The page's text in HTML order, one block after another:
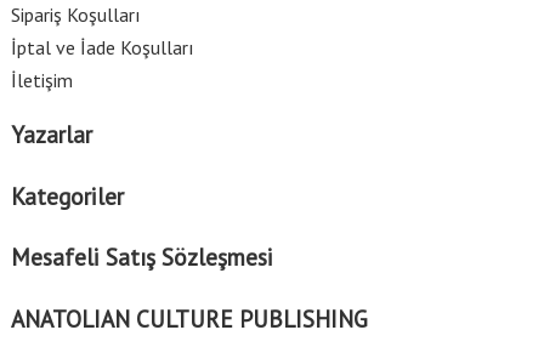
Sipariş Koşulları
İptal ve İade Koşulları
İletişim
Yazarlar
Kategoriler
Mesafeli Satış Sözleşmesi
ANATOLIAN CULTURE PUBLISHING